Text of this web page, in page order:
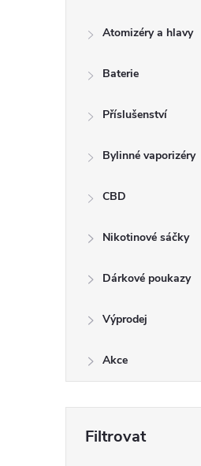
Atomizéry a hlavy
Baterie
Příslušenství
Bylinné vaporizéry
CBD
Nikotinové sáčky
Dárkové poukazy
Výprodej
Akce